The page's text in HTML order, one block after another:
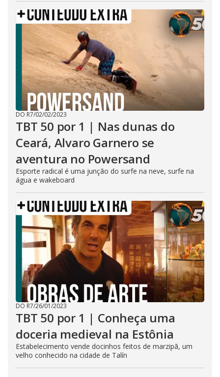
DO R7/02/02/2023
TBT 50 por 1 | Nas dunas do
Ceará, Alvaro Garnero se
aventura no Powersand
Esporte radical é uma junção do surfe na neve, surfe na
água e wakeboard
DO R7/26/01/2023
TBT 50 por 1 | Conheça uma
doceria medieval na Estônia
Estabelecimento vende docinhos feitos de marzipã, um
velho conhecido na cidade de Talín